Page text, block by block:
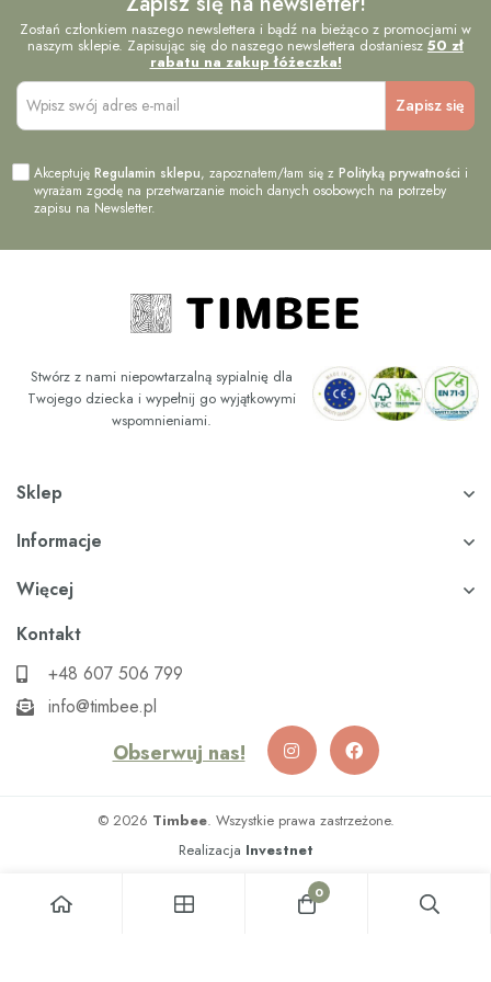
Zostań członkiem naszego newslettera i bądź na bieżąco z promocjami w
naszym sklepie. Zapisując się do naszego newslettera dostaniesz 50 zł
rabatu na zakup łóżeczka!
AkceptujęRegulamin sklepu, zapoznałem/łam się zPolityką prywatności i
wyrażam zgodę na przetwarzanie moich danych osobowych na potrzeby
zapisu na Newsletter.
Stwórz z nami niepowtarzalną sypialnię dla
Twojego dziecka i wypełnij go wyjątkowymi
wspomnieniami.
Sklep
Informacje
Więcej
Kontakt
+48 607 506 799
info@timbee.pl
Obserwuj nas!
© 2026 Timbee. Wszystkie prawa zastrzeżone.
Realizacja Investnet
0